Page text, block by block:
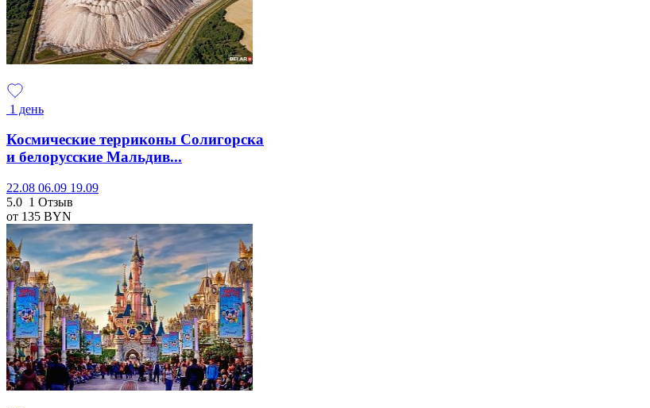
1 день
Космические терриконы Солигорска
и белорусские Мальдив...
22.08 06.09 19.09
5.0 1 Отзыв
от 135 BYN